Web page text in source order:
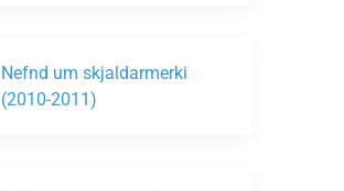
Nefnd um skjaldarmerki
(2010-2011)